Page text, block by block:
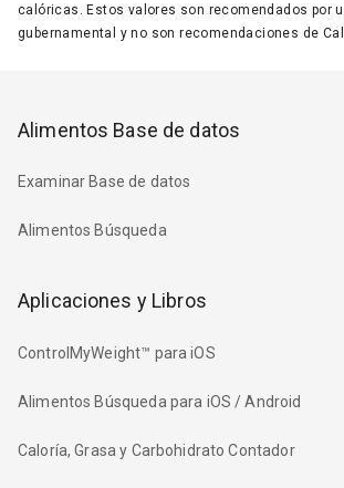
calóricas. Estos valores son recomendados por
gubernamental y no son recomendaciones de
Alimentos Base de datos
Examinar Base de datos
Alimentos Búsqueda
Aplicaciones y Libros
ControlMyWeight™ para iOS
Alimentos Búsqueda para iOS / Android
Caloría, Grasa y Carbohidrato Contador